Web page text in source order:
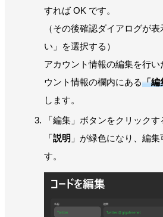
すれば OK です。
（その後確認ダイアログが
い」を選択する）
アカウント情報の編集を行
ウント情報の欄内にある「編
します。
「編集」ボタンをクリックす
「 説明 」が緑色になり、編
す。